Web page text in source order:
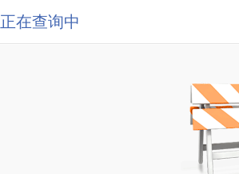
正在查询中